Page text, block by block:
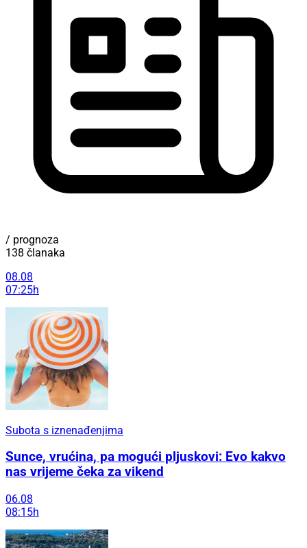
/ prognoza
138 članaka
08.08
07:25h
Subota s iznenađenjima
Sunce, vrućina, pa mogući pljuskovi: Evo kakvo
nas vrijeme čeka za vikend
06.08
08:15h